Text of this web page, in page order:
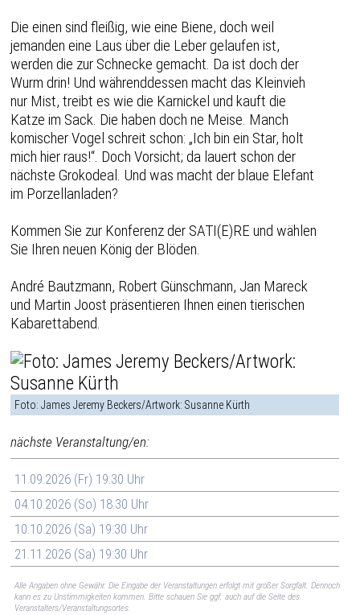
Die einen sind fleißig, wie eine Biene, doch weil
jemanden eine Laus über die Leber gelaufen ist,
werden die zur Schnecke gemacht. Da ist doch der
Wurm drin! Und währenddessen macht das Kleinvieh
nur Mist, treibt es wie die Karnickel und kauft die
Katze im Sack. Die haben doch ne Meise. Manch
komischer Vogel schreit schon: „Ich bin ein Star, holt
mich hier raus!“. Doch Vorsicht; da lauert schon der
nächste Grokodeal. Und was macht der blaue Elefant
im Porzellanladen?
Kommen Sie zur Konferenz der SATI(E)RE und wählen
Sie Ihren neuen König der Blöden.
André Bautzmann, Robert Günschmann, Jan Mareck
und Martin Joost präsentieren Ihnen einen tierischen
Kabarettabend.
Foto: James Jeremy Beckers/Artwork: Susanne Kürth
nächste Veranstaltung/en:
11.09.2026 (Fr) 19:30 Uhr
04.10.2026 (So) 18:30 Uhr
10.10.2026 (Sa) 19:30 Uhr
21.11.2026 (Sa) 19:30 Uhr
Alle Angaben ohne Gewähr. Die Eingabe der Veranstaltungen erfolgt mit großer Sorgfalt. Dennoch
kann es zu Unstimmigkeiten kommen. Bitte schauen Sie ggf. auch auf die Seite des
Veranstalters/Veranstaltungsortes.